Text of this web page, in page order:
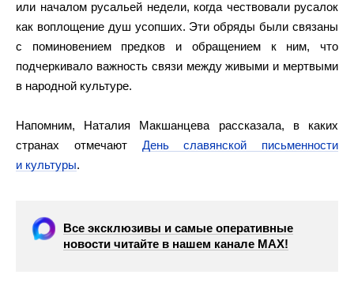
или началом русальей недели, когда чествовали русалок
как воплощение душ усопших. Эти обряды были связаны
с поминовением предков и обращением к ним, что
подчеркивало важность связи между живыми и мертвыми
в народной культуре.
Напомним, Наталия Макшанцева рассказала, в каких
странах отмечают День славянской письменности
и культуры.
Все эксклюзивы и самые оперативные
новости читайте в нашем канале МАХ!